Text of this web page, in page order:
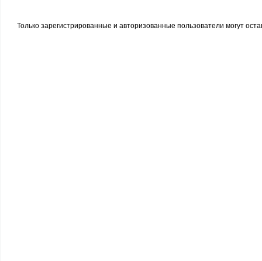
Только зарегистрированные и авторизованные пользователи могут